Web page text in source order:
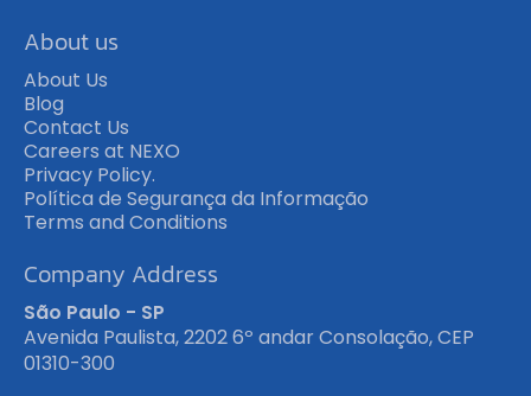
About us
About Us
Blog
Contact Us
Careers at NEXO
Privacy Policy.
Política de Segurança da Informação
Terms and Conditions
Company Address
São Paulo - SP
Avenida Paulista, 2202 6º andar Consolação, CEP
01310-300